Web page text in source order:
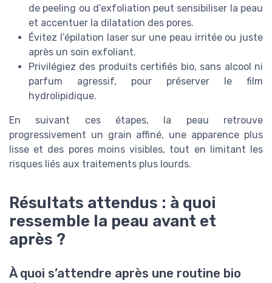
de peeling ou d’exfoliation peut sensibiliser la peau
et accentuer la dilatation des pores.
Évitez l’épilation laser sur une peau irritée ou juste
après un soin exfoliant.
Privilégiez des produits certifiés bio, sans alcool ni
parfum agressif, pour préserver le film
hydrolipidique.
En suivant ces étapes, la peau retrouve
progressivement un grain affiné, une apparence plus
lisse et des pores moins visibles, tout en limitant les
risques liés aux traitements plus lourds.
Résultats attendus : à quoi
ressemble la peau avant et
après ?
À quoi s’attendre après une routine bio